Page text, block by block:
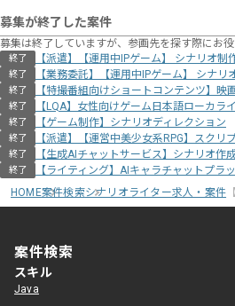
募集が終了した案件
募集は終了していますが、参画先を探す際にお
終了 【派遣】【運用中IPゲーム】 シナリオ制
終了 【業務委託】【運用中IPゲーム】 シナリ
終了 【特撮番組向けショートコンテンツ】映
終了 【LQA】女性向けゲーム日本語ローカラ
終了 【ゲーム制作】シナリオディレクション
終了 【派遣】【運営中美少女系RPG】スクリ
終了 【生成AIチャットサービス】シナリオ
終了
【ライティング】AIキャラチャットプ
HOME案件検索シナリオライター求人・案件
案件検索
スキル
Java